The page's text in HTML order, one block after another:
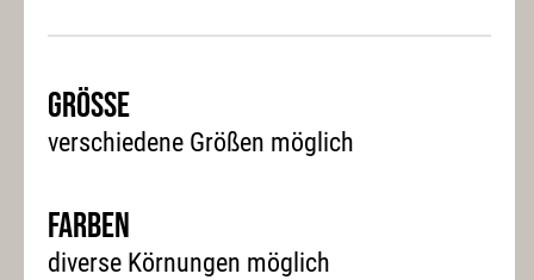
Grösse
verschiedene Größen möglich
Farben
diverse Körnungen möglich